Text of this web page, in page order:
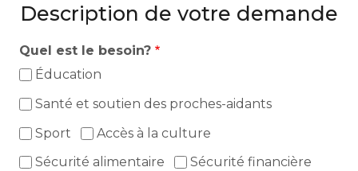
Description de votre demande
Quel est le besoin?
Éducation
Santé et soutien des proches-aidants
Sport
Accès à la culture
Sécurité alimentaire
Sécurité financière